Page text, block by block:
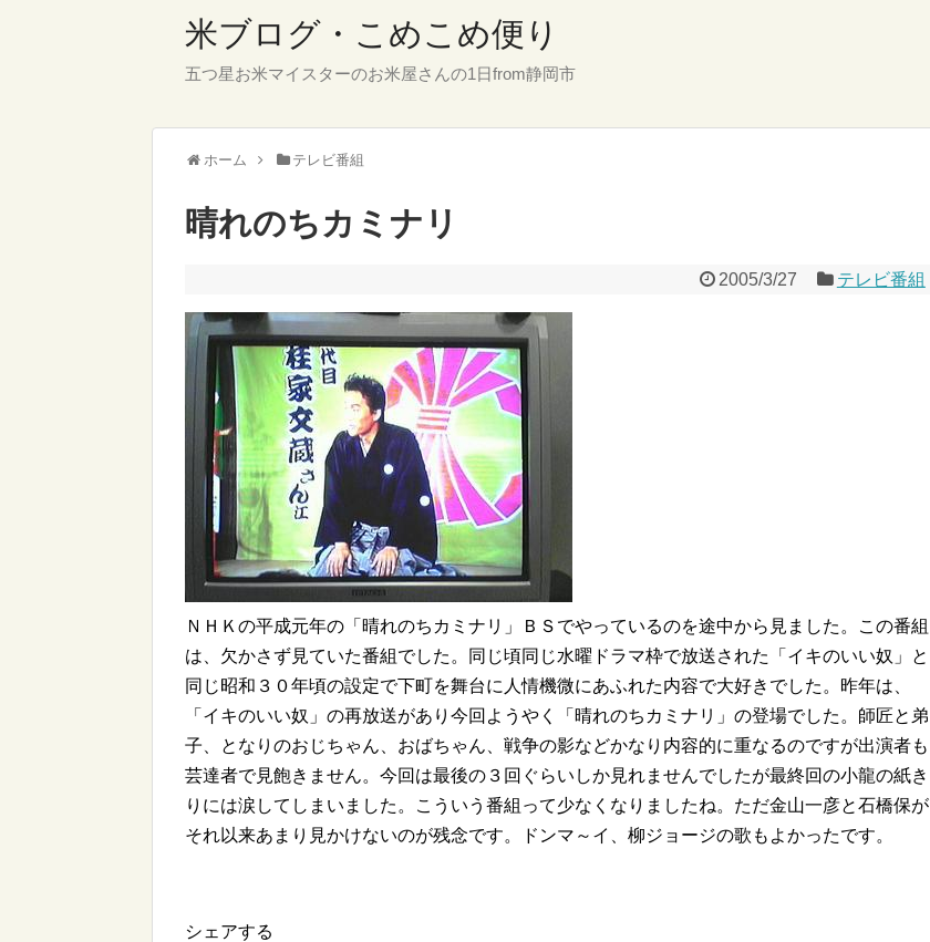
米ブログ・こめこめ便り
五つ星お米マイスターのお米屋さんの1日from静岡市
ホーム テレビ番組
晴れのちカミナリ
2005/3/27 テレビ番組
ＮＨＫの平成元年の「晴れのちカミナリ」ＢＳでやっているのを途中から見ました。この番組
は、欠かさず見ていた番組でした。同じ頃同じ水曜ドラマ枠で放送された「イキのいい奴」と
同じ昭和３０年頃の設定で下町を舞台に人情機微にあふれた内容で大好きでした。昨年は、
「イキのいい奴」の再放送があり今回ようやく「晴れのちカミナリ」の登場でした。師匠と弟
子、となりのおじちゃん、おばちゃん、戦争の影などかなり内容的に重なるのですが出演者も
芸達者で見飽きません。今回は最後の３回ぐらいしか見れませんでしたが最終回の小龍の紙き
りには涙してしまいました。こういう番組って少なくなりましたね。ただ金山一彦と石橋保が
それ以来あまり見かけないのが残念です。ドンマ～イ、柳ジョージの歌もよかったです。
シェアする